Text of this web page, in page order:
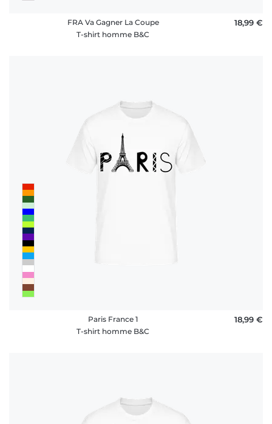
FRA Va Gagner La Coupe
T-shirt homme B&C
18,99 €
Paris France 1
T-shirt homme B&C
18,99 €